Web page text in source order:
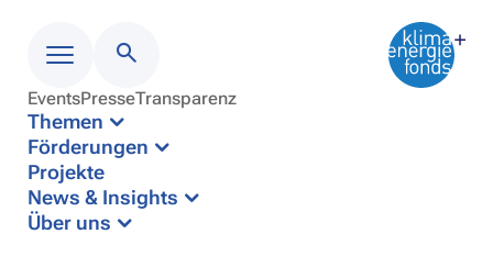
Menü
EventsPresseTransparenz
Themen
Förderungen
Projekte
News & Insights
Über uns